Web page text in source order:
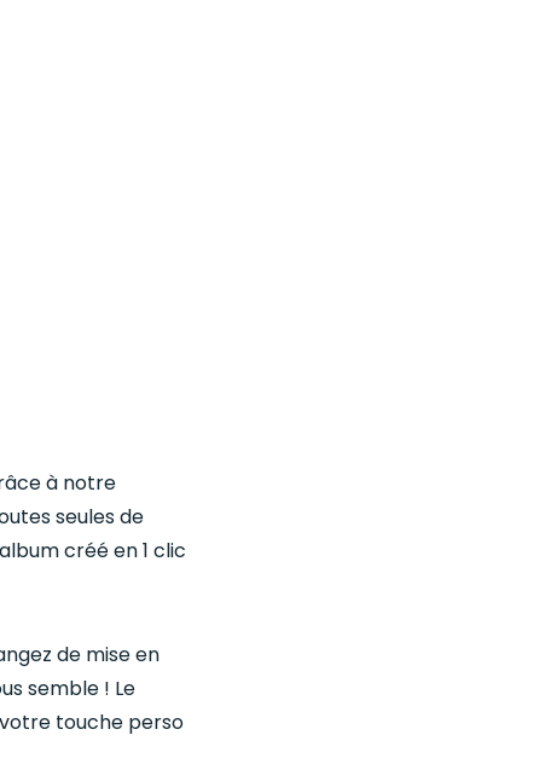
à notre
seules de
créé en 1 clic
de mise en
semble ! Le
votre touche perso